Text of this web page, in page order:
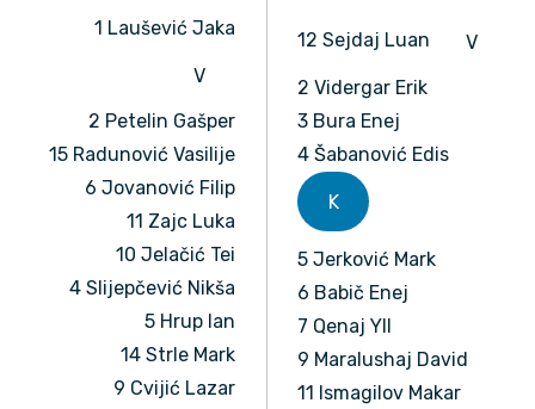
1 Laušević Jaka
V
2 Petelin Gašper
15 Radunović Vasilije
6 Jovanović Filip
11 Zajc Luka
10 Jelačić Tei
4 Slijepčević Nikša
5 Hrup Ian
14 Strle Mark
9 Cvijić Lazar
12 Sejdaj Luan V
2 Vidergar Erik
3 Bura Enej
4 Šabanović Edis
K
5 Jerković Mark
6 Babič Enej
7 Qenaj Yll
9 Maralushaj David
11 Ismagilov Makar